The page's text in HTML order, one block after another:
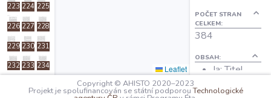
223 224 225
226 227 228
229 230 231
232 233 234 Leaflet
POČET STRAN
CELKEM:
384
OBSAH:
Ia: Titel
Copyright © AHISTO 2020–2023
Projekt je spolufinancován se státní podporouTechnologické